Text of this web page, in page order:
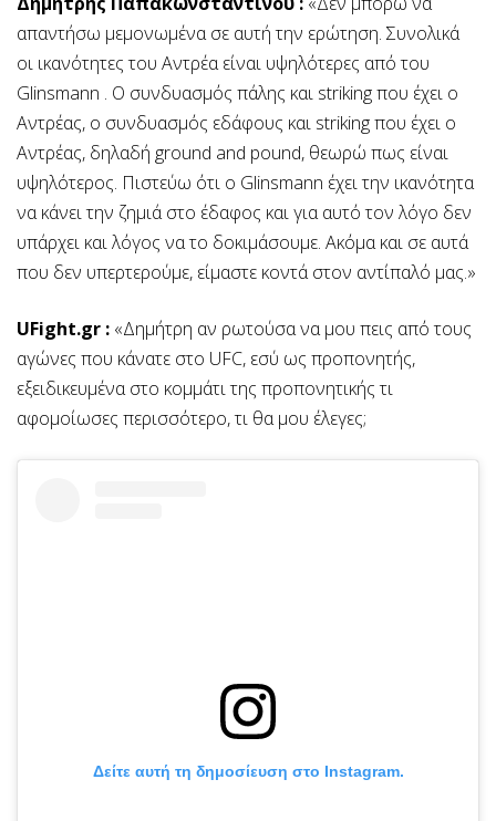
απαντήσω μεμονωμένα σε αυτή την ερώτηση. Συνολικά
οι ικανότητες του Αντρέα είναι υψηλότερες από του
Glinsmann . O συνδυασμός πάλης και striking που έχει ο
Αντρέας, ο συνδυασμός εδάφους και striking που έχει ο
Αντρέας, δηλαδή ground and pound, θεωρώ πως είναι
υψηλότερος. Πιστεύω ότι ο Glinsmann έχει την ικανότητα
να κάνει την ζημιά στο έδαφος και για αυτό τον λόγο δεν
υπάρχει και λόγος να το δοκιμάσουμε. Ακόμα και σε αυτά
που δεν υπερτερούμε, είμαστε κοντά στον αντίπαλό μας.»
UFight.gr : «Δημήτρη αν ρωτούσα να μου πεις από τους
αγώνες που κάνατε στο UFC, εσύ ως προπονητής,
εξειδικευμένα στο κομμάτι της προπονητικής τι
αφομοίωσες περισσότερο, τι θα μου έλεγες;
Δείτε αυτή τη δημοσίευση στο Instagram.